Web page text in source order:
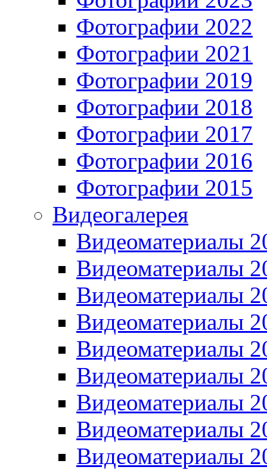
Фотографии 2022
Фотографии 2021
Фотографии 2019
Фотографии 2018
Фотографии 2017
Фотографии 2016
Фотографии 2015
Видеогалерея
Видеоматериалы
Видеоматериалы
Видеоматериалы
Видеоматериалы
Видеоматериалы
Видеоматериалы
Видеоматериалы
Видеоматериалы
Видеоматериалы